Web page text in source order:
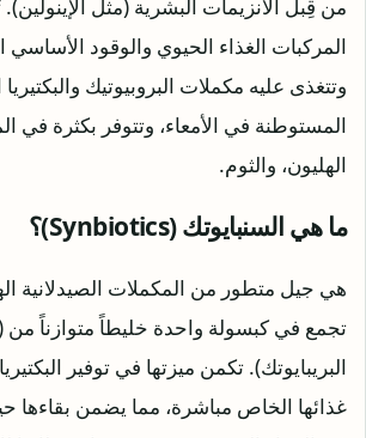
من قِبل الأنزيمات البشرية (مثل الإينولين).
المركبات الغذاء الحيوي والوقود الأساسي
وتتغذى عليه مكملات البروبيوتيك والبكتيريا
المستوطنة في الأمعاء، وتتوفر بكثرة في
الهليون، والثوم.
ما هي السنبايوتك (Synbiotics)؟
هي جيل متطور من المكملات الصيدلانية
تجمع في كبسولة واحدة خليطاً متوازناً من
البريبايوتك). تكمن ميزتها في توفير البكتيريا
غذائها الخاص مباشرة، مما يضمن بقاءها حية